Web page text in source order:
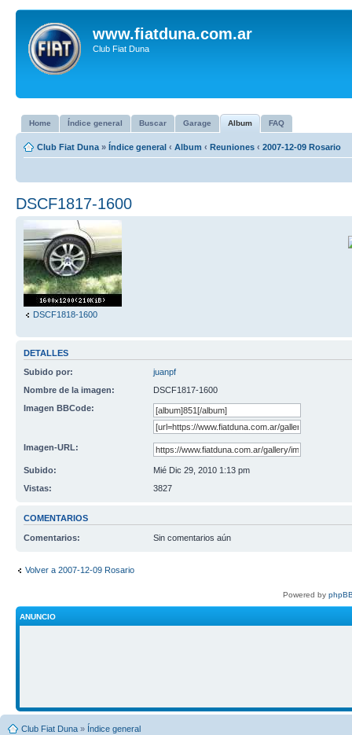
www.fiatduna.com.ar
Club Fiat Duna
Home Índice general Buscar Garage Album FAQ
Club Fiat Duna » Índice general ‹ Album ‹ Reuniones ‹ 2007-12-09 Rosario
DSCF1817-1600
DSCF1818-1600
DETALLES
Subido por:
juanpf
Nombre de la imagen:
DSCF1817-1600
Imagen BBCode:
Imagen-URL:
Subido:
Mié Dic 29, 2010 1:13 pm
Vistas:
3827
COMENTARIOS
Comentarios: Sin comentarios aún
Volver a 2007-12-09 Rosario
Powered by
ANUNCIO
Club Fiat Duna » Índice general